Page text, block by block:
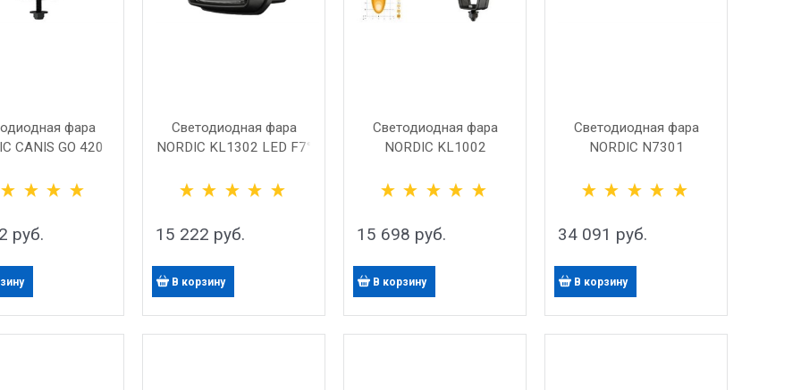
фара
CANIS GO 420
руб.
Светодиодная фара
NORDIC KL1302 LED F7°
15 222 руб.
В корзину
Светодиодная фара
NORDIC KL1002
15 698 руб.
В корзину
Светодиодная фара
NORDIC N7301
34 091 руб.
В корзину